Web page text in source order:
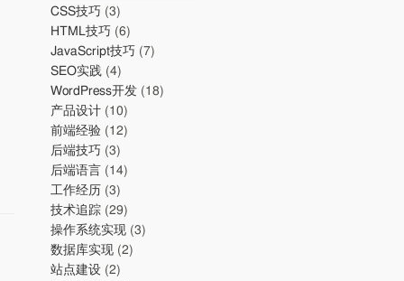
CSS技巧 (3)
HTML技巧 (6)
JavaScript技巧 (7)
SEO实践 (4)
WordPress开发 (18)
产品设计 (10)
前端经验 (12)
后端技巧 (3)
后端语言 (14)
工作经历 (3)
技术追踪 (29)
操作系统实现 (3)
数据库实现 (2)
站点建设 (2)